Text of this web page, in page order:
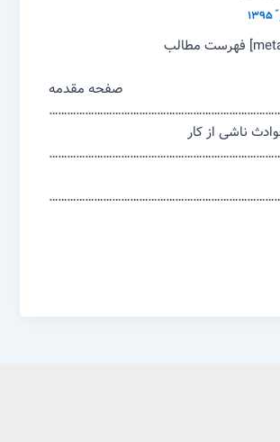
[metaslider id=602] فهرست مطالب
مقدمه
۱ حوادث ناشی از کار